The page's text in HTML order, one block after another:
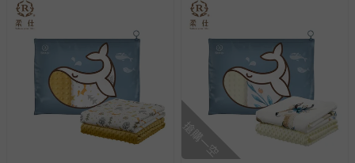
其他常見問題：
運送服務：目前提供的運送僅限台灣本島。如您位於離島地
區，可能會無法配送，或須依據商品需加收離島運費。廠商
亦保留出貨與否的權利。離島、偏遠地區、樓層親送等加價
費用，可能會另需加收。
商品實際的配達日期，可於訂單個人資料內的查詢訂單內，
已出貨通知之訊息為主。
如您收到商品，請依正常流程檢查是否完好，若商品遇瑕疵
搶購一空